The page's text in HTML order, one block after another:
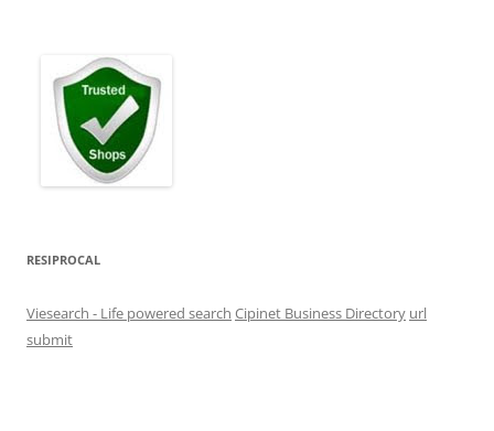
RESIPROCAL
Viesearch - Life powered search Cipinet Business Directory url
submit